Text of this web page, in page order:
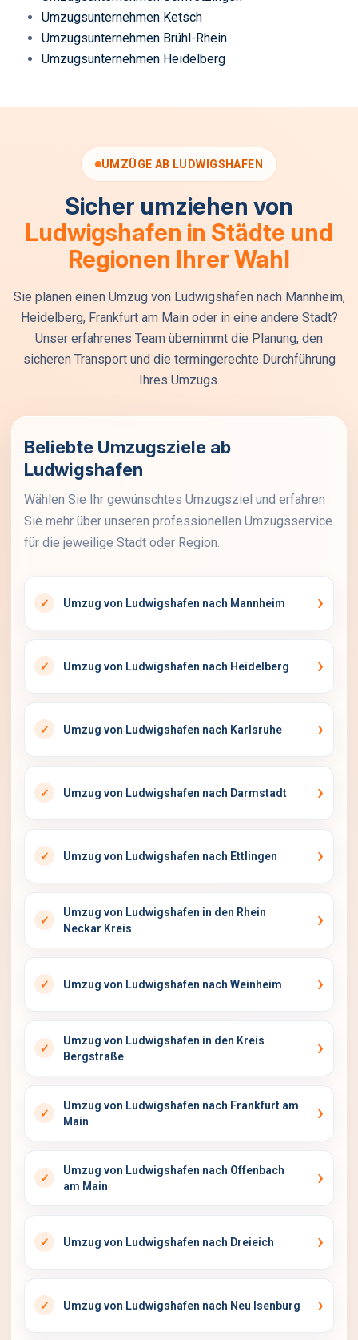
Umzugsunternehmen Ketsch
Umzugsunternehmen Brühl-Rhein
Umzugsunternehmen Heidelberg
UMZÜGE AB LUDWIGSHAFEN
Sicher umziehen von
Ludwigshafen in Städte und
Regionen Ihrer Wahl
Sie planen einen Umzug von Ludwigshafen nach Mannheim,
Heidelberg, Frankfurt am Main oder in eine andere Stadt?
Unser erfahrenes Team übernimmt die Planung, den
sicheren Transport und die termingerechte Durchführung
Ihres Umzugs.
Beliebte Umzugsziele ab
Ludwigshafen
Wählen Sie Ihr gewünschtes Umzugsziel und erfahren
Sie mehr über unseren professionellen Umzugsservice
für die jeweilige Stadt oder Region.
Umzug von Ludwigshafen nach Mannheim
Umzug von Ludwigshafen nach Heidelberg
Umzug von Ludwigshafen nach Karlsruhe
Umzug von Ludwigshafen nach Darmstadt
Umzug von Ludwigshafen nach Ettlingen
Umzug von Ludwigshafen in den Rhein
Neckar Kreis
Umzug von Ludwigshafen nach Weinheim
Umzug von Ludwigshafen in den Kreis
Bergstraße
Umzug von Ludwigshafen nach Frankfurt am
Main
Umzug von Ludwigshafen nach Offenbach
am Main
Umzug von Ludwigshafen nach Dreieich
Umzug von Ludwigshafen nach Neu Isenburg